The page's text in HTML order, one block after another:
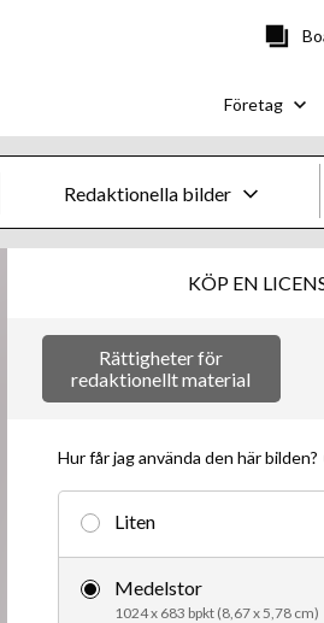
Företag
Redaktionella bilder
Kreativa bilder och videor
Bilder
Kreativt
Video
Kreativt
KÖP EN
Rättigheter för
redaktionellt material
Hur får jag använda den här bilden?
Liten
Medelstor
1024 x 683 bpkt (8,67 x 5,78 cm)